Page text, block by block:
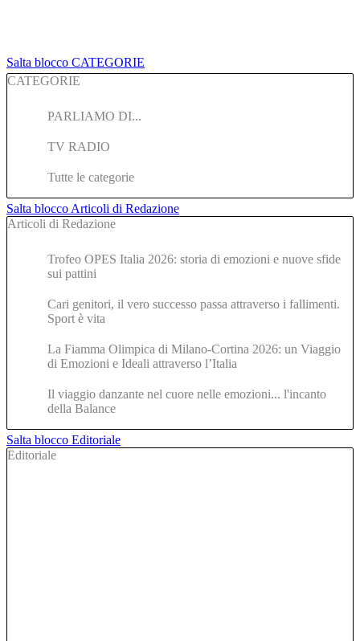
Salta blocco CATEGORIE
CATEGORIE
PARLIAMO DI...
TV RADIO
Tutte le categorie
Salta blocco Articoli di Redazione
Articoli di Redazione
Trofeo OPES Italia 2026: storia di emozioni e nuove sfide
sui pattini
Cari genitori, il vero successo passa attraverso i fallimenti.
Sport è vita
La Fiamma Olimpica di Milano-Cortina 2026: un Viaggio
di Emozioni e Ideali attraverso l’Italia
Il viaggio danzante nel cuore nelle emozioni... l'incanto
della Balance
Salta blocco Editoriale
Editoriale